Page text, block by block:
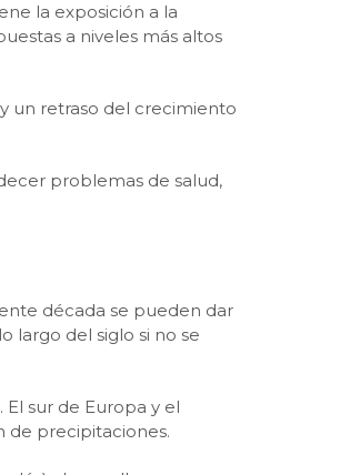
la exposición a la
a niveles más altos
un retraso del crecimiento
problemas de salud,
década se pueden dar
largo del siglo si no se
sur de Europa y el
de precipitaciones.